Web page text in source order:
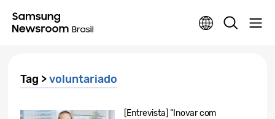
Tag >voluntariado
[Entrevista] “Inovar com